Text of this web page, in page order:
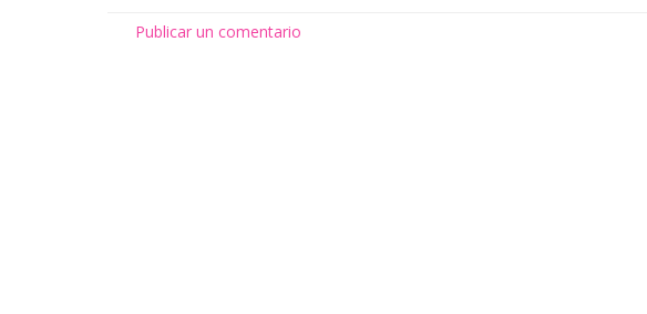
Publicar un comentario